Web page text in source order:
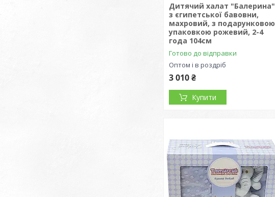
Дитячий халат "Балерина"
з єгипетської бавовни,
махровий, з подарунковою
упаковкою рожевий, 2-4
года 104см
Готово до відправки
Оптом і в роздріб
3 010 ₴
Купити